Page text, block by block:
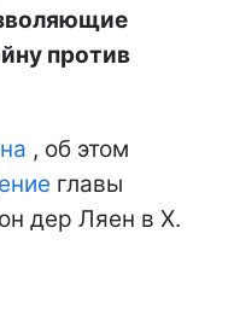
против
, об этом
главы
дер Ляен в Х.